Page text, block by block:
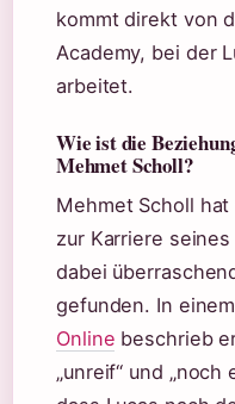
kommt direkt von
Academy, bei der
arbeitet.
Wie ist die
Mehmet Scholl?
Mehmet Scholl
zur Karriere
dabei
gefunden. In
Online beschrieb
„unreif“ und